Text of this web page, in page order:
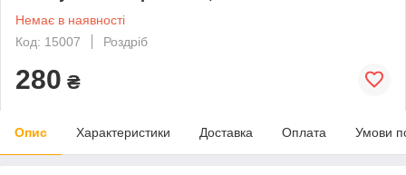
Немає в наявності
Код: 15007
Роздріб
280 ₴
Опис Характеристики Доставка Оплата Умови